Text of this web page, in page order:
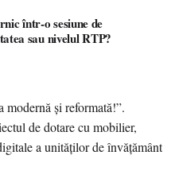
într-o sesiune de
sau nivelul RTP?